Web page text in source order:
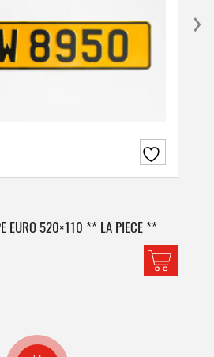
EURO 520×110 ** LA PIECE **